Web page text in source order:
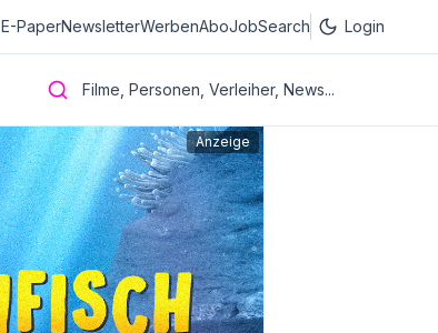
E-PaperNewsletterWerbenAboJobSearch Login
Filme, Personen, Verleiher, News...
Anzeige